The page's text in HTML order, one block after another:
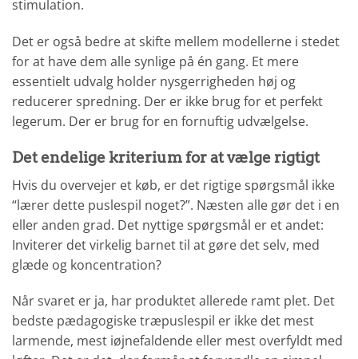
stimulation.
Det er også bedre at skifte mellem modellerne i stedet
for at have dem alle synlige på én gang. Et mere
essentielt udvalg holder nysgerrigheden høj og
reducerer spredning. Der er ikke brug for et perfekt
legerum. Der er brug for en fornuftig udvælgelse.
Det endelige kriterium for at vælge rigtigt
Hvis du overvejer et køb, er det rigtige spørgsmål ikke
“lærer dette puslespil noget?”. Næsten alle gør det i en
eller anden grad. Det nyttige spørgsmål er et andet:
Inviterer det virkelig barnet til at gøre det selv, med
glæde og koncentration?
Når svaret er ja, har produktet allerede ramt plet. Det
bedste pædagogiske træpuslespil er ikke det mest
larmende, mest iøjnefaldende eller mest overfyldt med